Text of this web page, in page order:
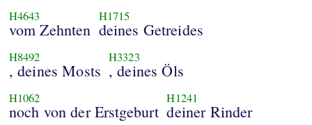
H4643
vom Zehnten
H1715
deines Getreides
H8492
, deines Mosts
H3323
, deines Öls
H1062
noch von der Erstgeburt
H1241
deiner Rinder